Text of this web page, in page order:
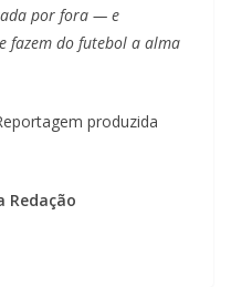
por fora — e
fazem do futebol a alma
produzida
Redação